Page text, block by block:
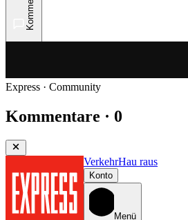
Express · Community
Kommentare · 0
VerkehrHau raus
Konto
Menü